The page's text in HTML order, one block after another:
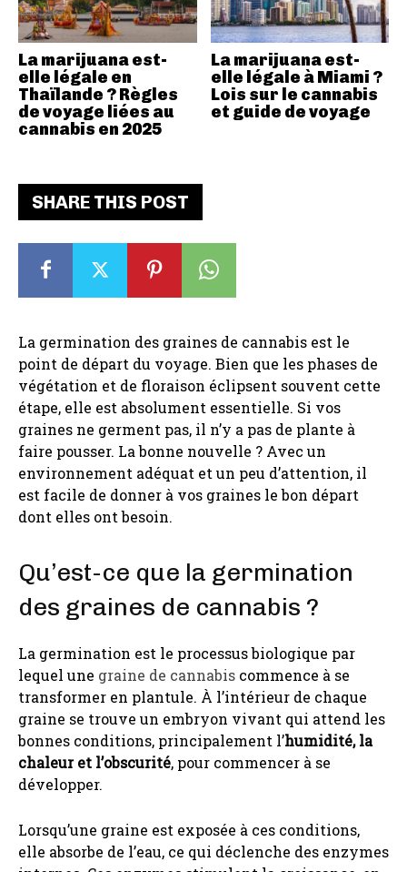
SHARE THIS POST
La germination des graines de cannabis est le
point de départ du voyage. Bien que les phases de
végétation et de floraison éclipsent souvent cette
étape, elle est absolument essentielle. Si vos
graines ne germent pas, il n’y a pas de plante à
faire pousser. La bonne nouvelle ? Avec un
environnement adéquat et un peu d’attention, il
est facile de donner à vos graines le bon départ
dont elles ont besoin.
Qu’est-ce que la germination
des graines de cannabis ?
La germination est le processus biologique par
lequel une graine de cannabis commence à se
transformer en plantule. À l’intérieur de chaque
graine se trouve un embryon vivant qui attend les
bonnes conditions, principalement l’humidité, la
chaleur et l’obscurité, pour commencer à se
développer.
Lorsqu’une graine est exposée à ces conditions,
elle absorbe de l’eau, ce qui déclenche des enzymes
La marijuana est-
elle légale en
Thaïlande ? Règles
de voyage liées au
cannabis en 2025
La marijuana est-
elle légale à Miami ?
Lois sur le cannabis
et guide de voyage